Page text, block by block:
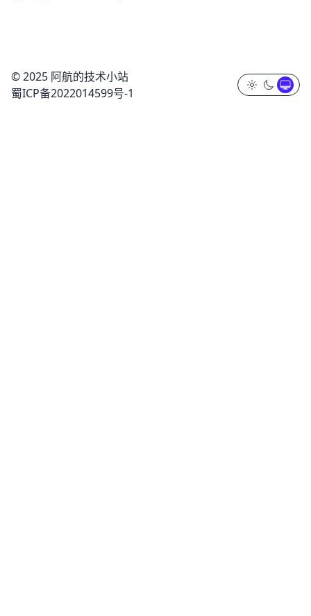
© 2025 阿航的技术小站
蜀ICP备2022014599号-1